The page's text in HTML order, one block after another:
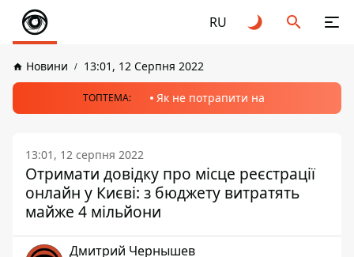
RU
Новини 13:01, 12 Серпня 2022
ТОПТЕМА: Як не потрапити на
13:01, 12 серпня 2022
Отримати довідку про місце реєстрації
онлайн у Києві: з бюджету витратять
майже 4 мільйони
Дмитрий Чернышев